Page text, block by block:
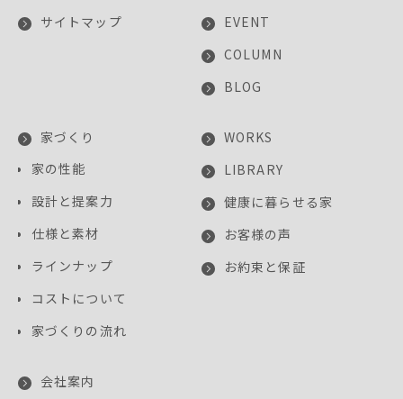
サイトマップ
EVENT
COLUMN
BLOG
家づくり
家の性能
設計と提案力
仕様と素材
ラインナップ
コストについて
家づくりの流れ
WORKS
LIBRARY
健康に暮らせる家
お客様の声
お約束と保証
会社案内